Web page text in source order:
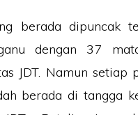
berada dipuncak
dengan 37
JDT. Namun
berada di tangga